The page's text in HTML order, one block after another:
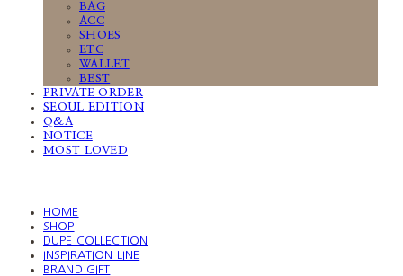
BAG
ACC
SHOES
ETC
WALLET
BEST
PRIVATE ORDER
SEOUL EDITION
Q&A
NOTICE
MOST LOVED
HOME
SHOP
DUPE COLLECTION
INSPIRATION LINE
BRAND GIFT